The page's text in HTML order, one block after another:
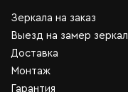
Зеркала на заказ
Выезд на замер зеркал
Доставка
Монтаж
Гарантия